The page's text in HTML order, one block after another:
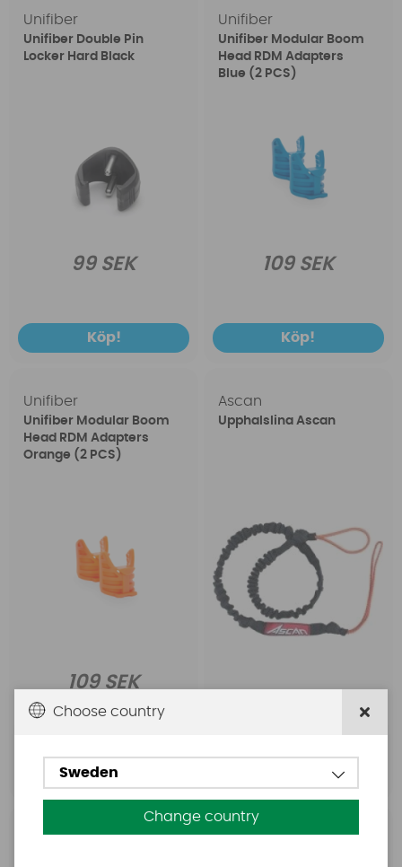
Unifiber
Unifiber Double Pin
Locker Hard Black
99 SEK
Köp!
Unifiber
Unifiber Modular Boom
Head RDM Adapters
Blue (2 PCS)
109 SEK
Köp!
Unifiber
Unifiber Modular Boom
Head RDM Adapters
Orange (2 PCS)
109 SEK
Köp!
Ascan
Upphalslina Ascan
Severne AL360
Choose country
Sweden
Change country